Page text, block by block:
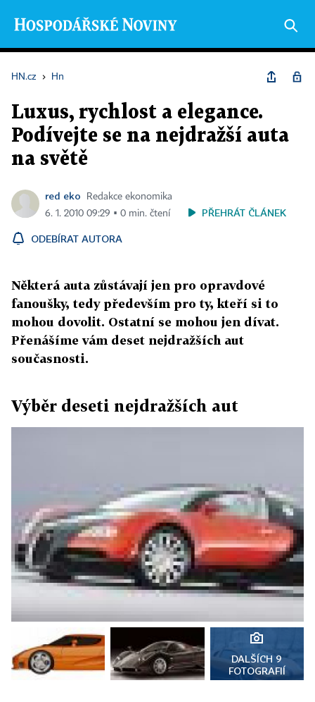
HN.cz › Hn
Luxus, rychlost a elegance.
Podívejte se na nejdražší auta
na světě
red eko
Redakce ekonomika
6. 1. 2010 09:29 ▪ 0 min. čtení
PŘEHRÁT ČLÁNEK
ODEBÍRAT AUTORA
Některá auta zůstávají jen pro opravdové
fanoušky, tedy především pro ty, kteří si to
mohou dovolit. Ostatní se mohou jen dívat.
Přenášíme vám deset nejdražších aut
současnosti.
Výběr deseti nejdražších aut
DALŠÍCH 9
FOTOGRAFIÍ